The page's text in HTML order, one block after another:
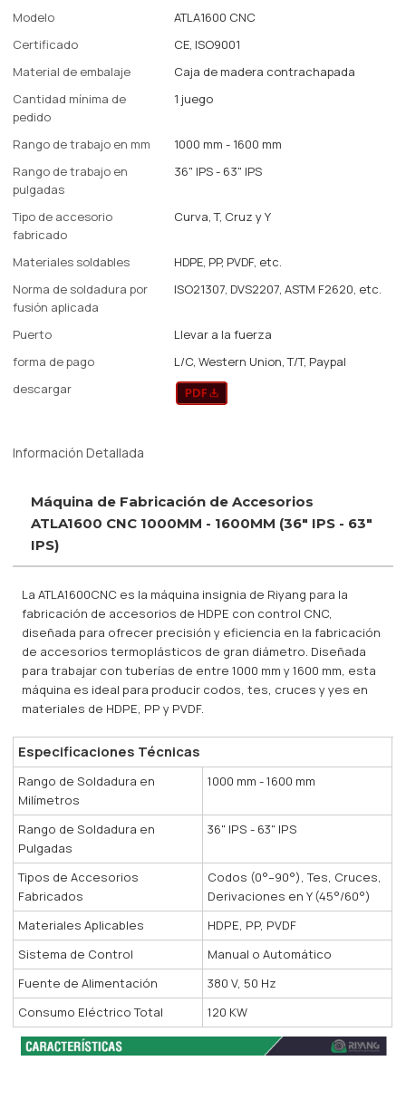
Modelo
ATLA1600 CNC
Certificado
CE, ISO9001
Material de embalaje
Caja de madera contrachapada
Cantidad mínima de
pedido
1 juego
Rango de trabajo en mm
1000 mm - 1600 mm
Rango de trabajo en
pulgadas
36" IPS - 63" IPS
Tipo de accesorio
fabricado
Curva, T, Cruz y Y
Materiales soldables
HDPE, PP, PVDF, etc.
Norma de soldadura por
fusión aplicada
ISO21307, DVS2207, ASTM F2620, etc.
Puerto
Llevar a la fuerza
forma de pago
L/C, Western Union, T/T, Paypal
descargar
Información Detallada
Máquina de Fabricación de Accesorios
ATLA1600 CNC 1000MM - 1600MM (36" IPS - 63"
IPS)
La ATLA1600CNC es la máquina insignia de Riyang para la
fabricación de accesorios de HDPE con control CNC,
diseñada para ofrecer precisión y eficiencia en la fabricación
de accesorios termoplásticos de gran diámetro. Diseñada
para trabajar con tuberías de entre 1000 mm y 1600 mm, esta
máquina es ideal para producir codos, tes, cruces y yes en
materiales de HDPE, PP y PVDF.
Especificaciones Técnicas
Rango de Soldadura en
Milímetros
1000 mm - 1600 mm
Rango de Soldadura en
Pulgadas
36" IPS - 63" IPS
Tipos de Accesorios
Fabricados
Codos (0°–90°), Tes, Cruces,
Derivaciones en Y (45°/60°)
Materiales Aplicables
HDPE, PP, PVDF
Sistema de Control
Manual o Automático
Fuente de Alimentación
380 V, 50 Hz
Consumo Eléctrico Total
120 KW